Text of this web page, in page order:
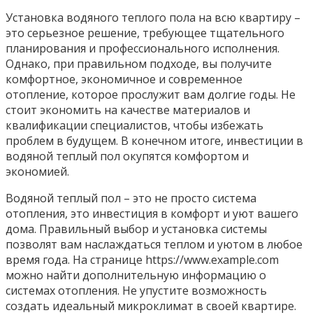
Установка водяного теплого пола на всю квартиру –
это серьезное решение, требующее тщательного
планирования и профессионального исполнения.
Однако, при правильном подходе, вы получите
комфортное, экономичное и современное
отопление, которое прослужит вам долгие годы. Не
стоит экономить на качестве материалов и
квалификации специалистов, чтобы избежать
проблем в будущем. В конечном итоге, инвестиции в
водяной теплый пол окупятся комфортом и
экономией.
Водяной теплый пол – это не просто система
отопления, это инвестиция в комфорт и уют вашего
дома. Правильный выбор и установка системы
позволят вам наслаждаться теплом и уютом в любое
время года. На странице https://www.example.com
можно найти дополнительную информацию о
системах отопления. Не упустите возможность
создать идеальный микроклимат в своей квартире.